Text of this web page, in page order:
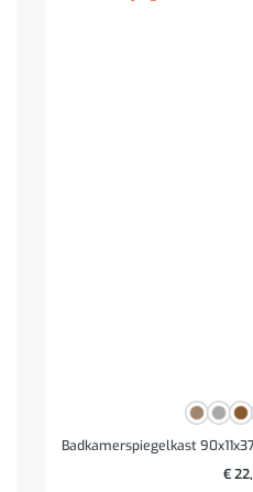
Badkamerspiegelkast
€